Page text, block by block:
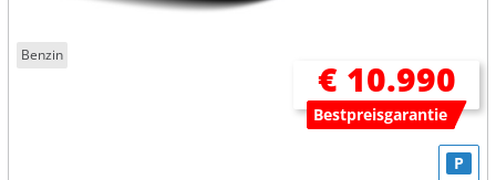
Benzin
€ 10.990
Bestpreisgarantie
P